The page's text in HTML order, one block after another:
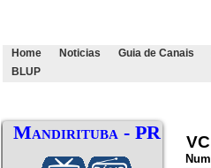
Home Noticias Guia de Canais
BLUP
Mandirituba - PR VC
Num